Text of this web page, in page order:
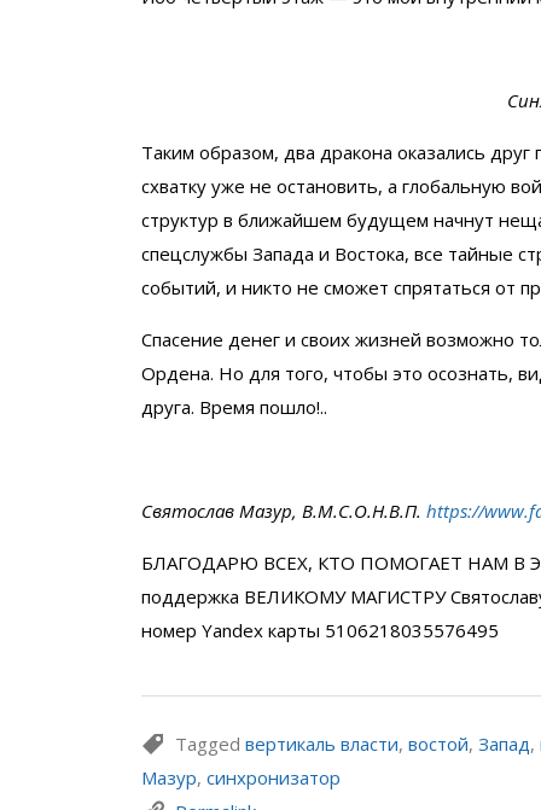
Таким образом, два дракона оказались
схватку уже не остановить, а глобальную
структур в ближайшем будущем начнут
спецслужбы Запада и Востока, все тайные
событий, и никто не сможет спрятаться от
Спасение денег и своих жизней возможно
Ордена. Но для того, чтобы это осознать,
друга. Время пошло!..
Святослав Мазур, В.М.С.О.Н.В.П. https://
БЛАГОДАРЮ ВСЕХ, КТО ПОМОГАЕТ НАМ В
поддержка ВЕЛИКОМУ МАГИСТРУ
номер Yandex карты 5106218035576495
Tagged вертикаль власти, востой, Запад,
Мазур, синхронизатор